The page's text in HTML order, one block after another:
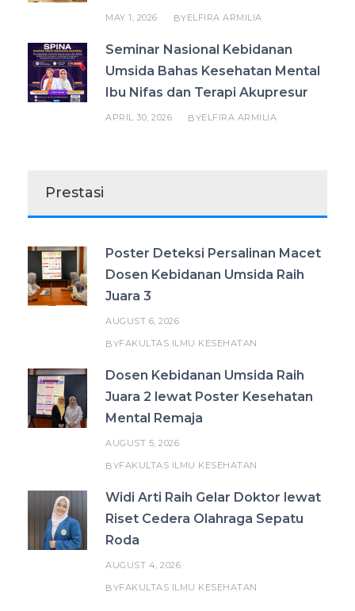
MAY 1, 2026 BYELFIRA ARMILIA
Seminar Nasional Kebidanan
Umsida Bahas Kesehatan Mental
Ibu Nifas dan Terapi Akupresur
APRIL 30, 2026 BYELFIRA ARMILIA
Prestasi
Poster Deteksi Persalinan Macet
Dosen Kebidanan Umsida Raih
Juara 3
AUGUST 6, 2026
BYFAKULTAS ILMU KESEHATAN
Dosen Kebidanan Umsida Raih
Juara 2 lewat Poster Kesehatan
Mental Remaja
AUGUST 5, 2026
BYFAKULTAS ILMU KESEHATAN
Widi Arti Raih Gelar Doktor lewat
Riset Cedera Olahraga Sepatu
Roda
AUGUST 4, 2026
BYFAKULTAS ILMU KESEHATAN